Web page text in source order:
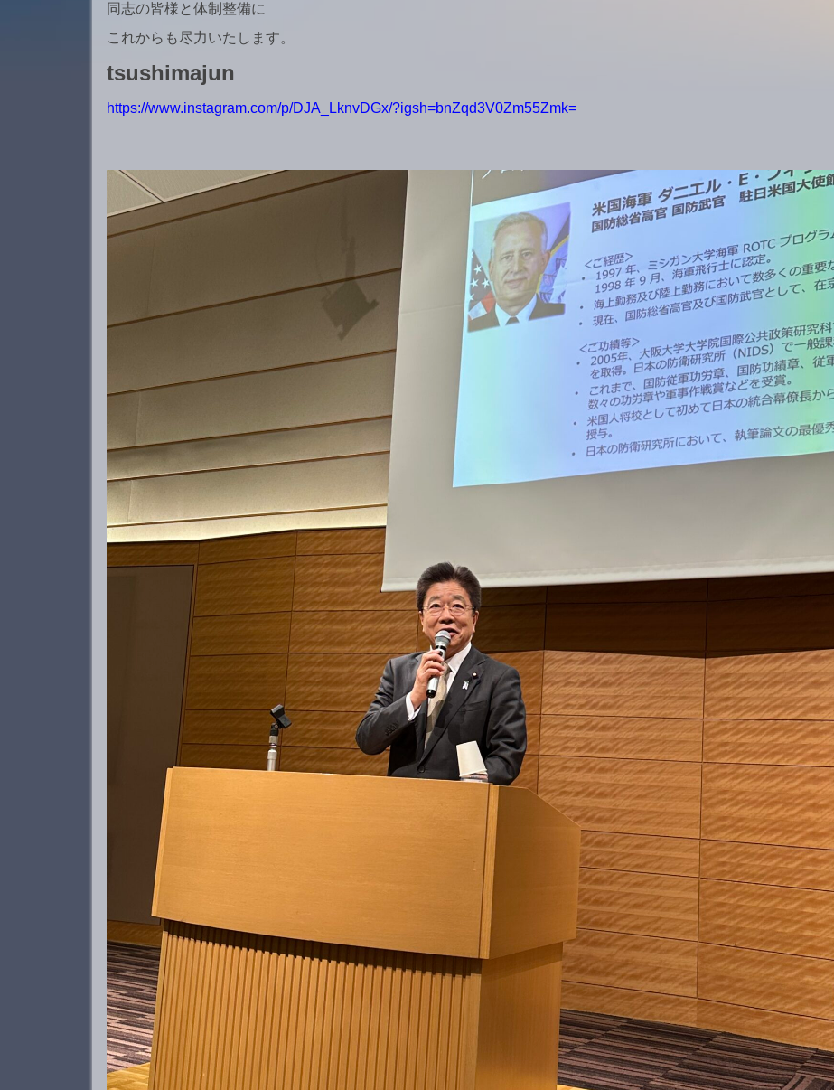
同志の皆様と体制整備に
これからも尽力いたします。
tsushimajun
https://www.instagram.com/p/DJA_LknvDGx/?igsh=bnZqd3V0Zm55Zmk=